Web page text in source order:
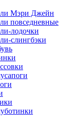
Мэри Джейн
повседневные
лодочки
слингбэки